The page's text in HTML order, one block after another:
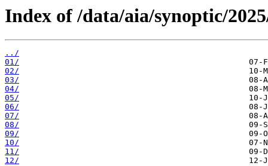
Index of /data/aia/synoptic/
../
01/
02/
03/
04/
05/
06/
07/
08/
09/
10/
11/
12/